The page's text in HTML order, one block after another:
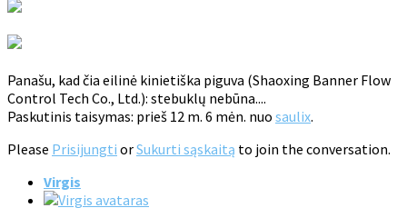
Panašu, kad čia eilinė kinietiška piguva (Shaoxing Banner Flow
Control Tech Co., Ltd.): stebuklų nebūna....
Paskutinis taisymas: prieš 12 m. 6 mėn. nuo saulix.
Please Prisijungti orSukurti sąskaitą to join the conversation.
Virgis